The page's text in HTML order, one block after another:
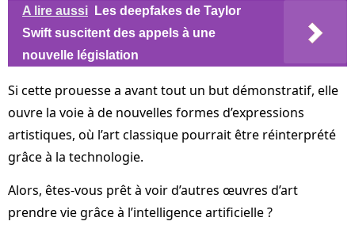
A lire aussi
Les deepfakes de Taylor
Swift suscitent des appels à une
nouvelle législation
Si cette prouesse a avant tout un but démonstratif, elle
ouvre la voie à de nouvelles formes d’expressions
artistiques, où l’art classique pourrait être réinterprété
grâce à la technologie.
Alors, êtes-vous prêt à voir d’autres œuvres d’art
prendre vie grâce à l’intelligence artificielle ?